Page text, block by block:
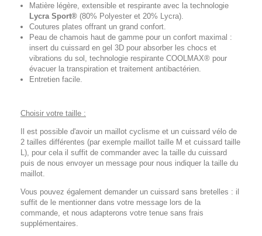
Matière légère, extensible et respirante avec la technologie
Lycra Sport® (80% Polyester et 20% Lycra).
Coutures plates offrant un grand confort.
Peau de chamois haut de gamme pour un confort maximal :
insert du cuissard en gel 3D pour absorber les chocs et
vibrations du sol, technologie respirante COOLMAX® pour
évacuer la transpiration et traitement antibactérien.
Entretien facile.
Choisir votre taille :
Il est possible d'avoir un maillot cyclisme et un cuissard vélo de
2 tailles différentes (par exemple maillot taille M et cuissard taille
L), pour cela il suffit de commander avec la taille du cuissard
puis de nous envoyer un message pour nous indiquer la taille du
maillot.
Vous pouvez également demander un cuissard sans bretelles : il
suffit de le mentionner dans votre message lors de la
commande, et nous adapterons votre tenue sans frais
supplémentaires.